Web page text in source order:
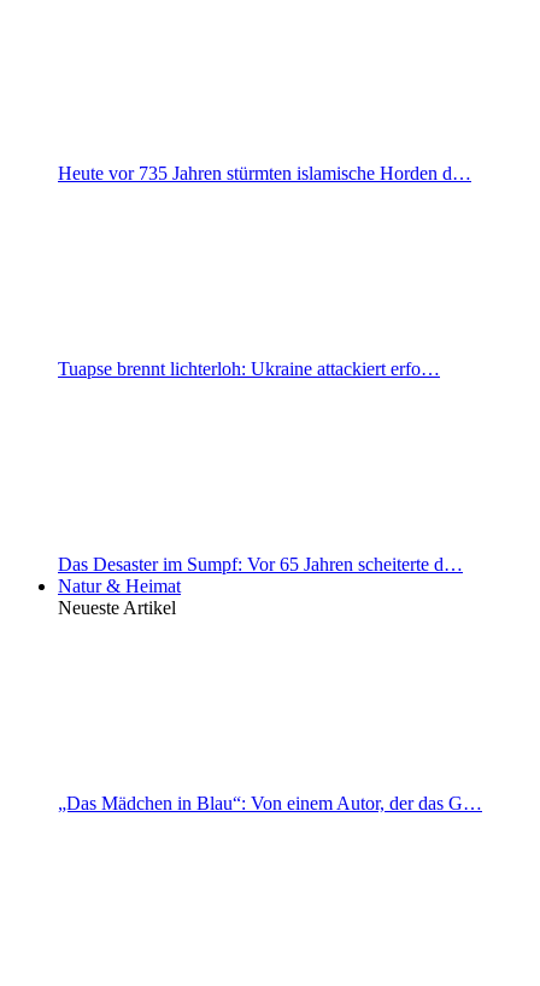
Heute vor 735 Jahren stürmten islamische Horden d…
Tuapse brennt lichterloh: Ukraine attackiert erfo…
Das Desaster im Sumpf: Vor 65 Jahren scheiterte d…
Natur & Heimat
Neueste Artikel
„Das Mädchen in Blau“: Von einem Autor, der das G…